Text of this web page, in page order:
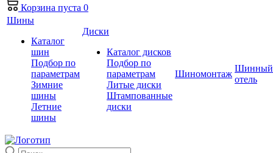
Корзина пуста 0
Шины
Каталог
шин
Подбор по
параметрам
Зимние
шины
Летние
шины
Диски
Каталог дисков
Подбор по
параметрам
Литые диски
Штампованные
диски
Шиномонтаж
Шинный
отель